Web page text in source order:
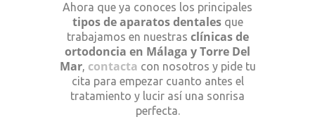
Ahora que ya conoces los principales
tipos de aparatos dentalesque
trabajamos en nuestras clínicas de
ortodoncia en Málaga y Torre Del
Mar, contacta con nosotros y pide tu
cita para empezar cuanto antes el
tratamiento y lucir así una sonrisa
perfecta.